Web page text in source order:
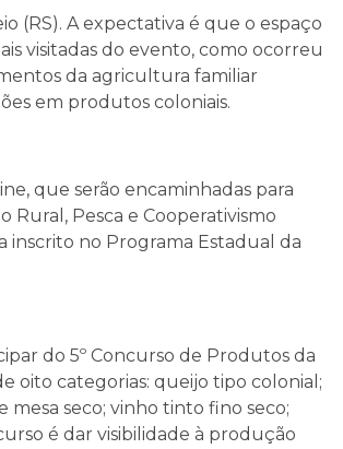
(RS). A expectativa é que o espaço
visitadas do evento, como ocorreu
da agricultura familiar
em produtos coloniais.
que serão encaminhadas para
Rural, Pesca e Cooperativismo
inscrito no Programa Estadual da
do 5º Concurso de Produtos da
oito categorias: queijo tipo colonial;
seco; vinho tinto fino seco;
é dar visibilidade à produção